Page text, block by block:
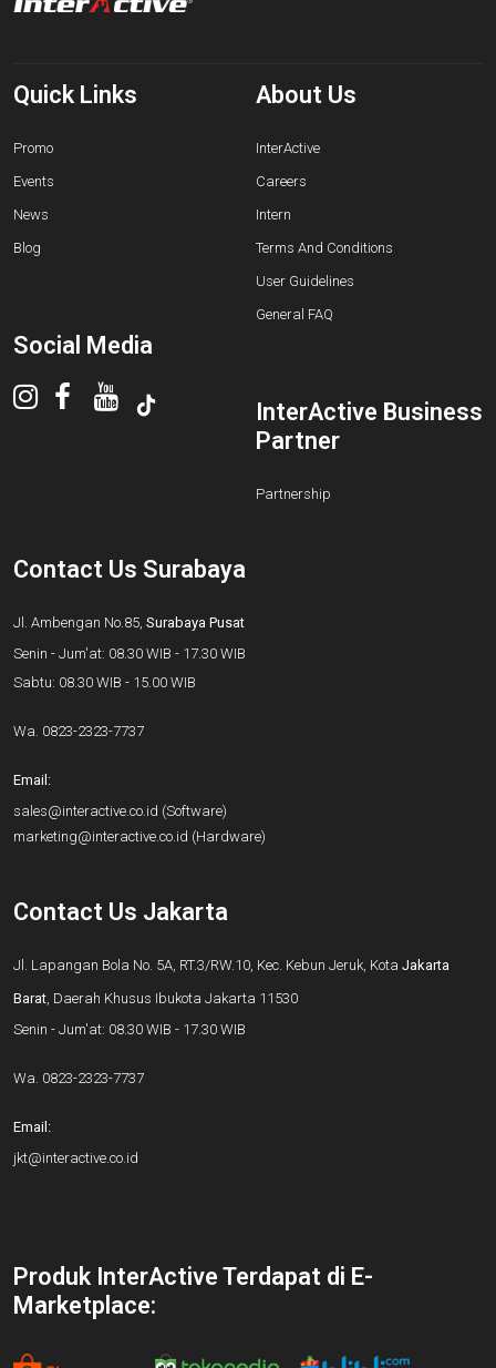
Quick Links
Promo
Events
News
Blog
Social Media
About Us
InterActive
Careers
Intern
Terms And Conditions
User Guidelines
General FAQ
InterActive Business
Partner
Partnership
Contact Us Surabaya
Jl. Ambengan No.85, Surabaya Pusat
Senin - Jum'at: 08.30 WIB - 17.30 WIB
Sabtu: 08.30 WIB - 15.00 WIB
Wa. 0823-2323-7737
Email:
sales@interactive.co.id (Software)
marketing@interactive.co.id (Hardware)
Contact Us Jakarta
Jl. Lapangan Bola No. 5A, RT.3/RW.10, Kec. Kebun Jeruk, Kota Jakarta
Barat, Daerah Khusus Ibukota Jakarta 11530
Senin - Jum'at: 08.30 WIB - 17.30 WIB
Wa. 0823-2323-7737
Email:
jkt@interactive.co.id
Produk InterActive Terdapat di E-
Marketplace: